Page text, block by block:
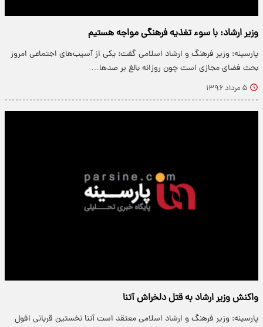
وزیر ارشاد: با سوء تغذیه فرهنگی مواجه هستیم
پارسینه: وزیر فرهنگ و ارشاد اسلامی گفت: یکی از آسیب‌های اجتماعی امروز
بحث فضای مجازی است چون روزانه بالغ بر صدها…
۵ مرداد ۱۳۹۶
واکنش وزیر ارشاد به قتل دلخراش آتنا
پارسینه: وزیر فرهنگ و ارشاد اسلامی معتقد است آتنا نخستین قربانی افول